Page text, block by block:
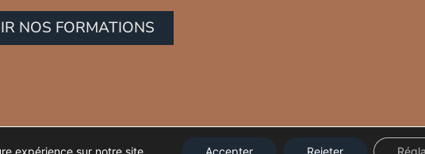
NOS FORMATIONS
expérience sur notre site. Accepter Rejeter